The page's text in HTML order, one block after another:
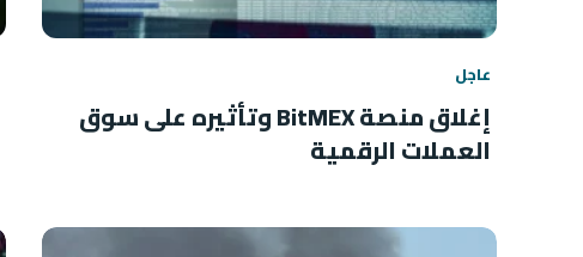
عاجل
إغلاق منصة BitMEX وتأثيره على سوق
العملات الرقمية